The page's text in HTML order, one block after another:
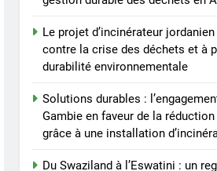
vers la
nouvel
AIO
Un Zimbabwe
et plus vert :
nouvel
pays
AIO
Le projet
Le projet d’incinérateur
contre la crise des déchets et à
durabilité environnementale
Solutions durables :
Gambie en faveur de la
grâce à une installation
Du Swaziland à l’Eswatini : un